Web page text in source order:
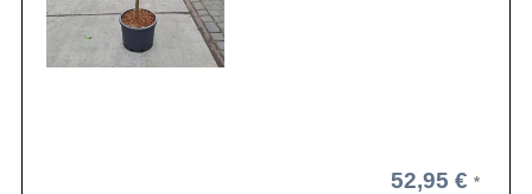
52,95 €